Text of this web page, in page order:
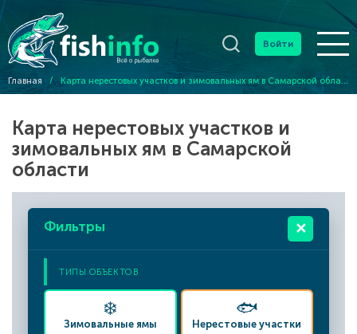
Войти
Главная / Карта нерестовых участков и зимовальных ям в Самарской области
Карта нерестовых участков и
зимовальных ям в Самарской
области
Фильтры ✕
ТИПЫ ОБЪЕКТОВ
❄️
Зимовальные ямы
🐟
Нерестовые участки